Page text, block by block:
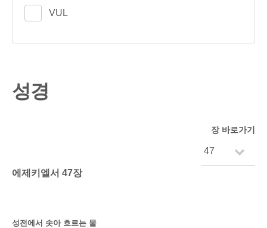
VUL
성경
장 바로가기
에제키엘서 47장
성전에서 솟아 흐르는 물